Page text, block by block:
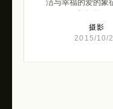
洁与幸福的爱的象
摄影
2015/10/